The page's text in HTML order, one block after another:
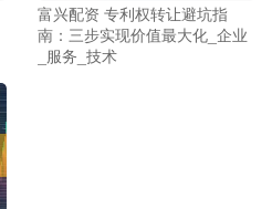
富兴配资 专利权转让避坑指
南：三步实现价值最大化_企业
_服务_技术